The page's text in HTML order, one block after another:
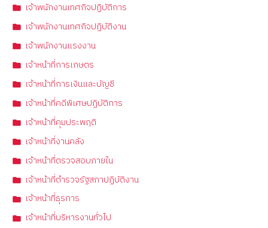
เจ้าพนักงานเทศกิจปฏิบัติการ
เจ้าพนักงานเทศกิจปฏิบัติงาน
เจ้าพนักงานแรงงาน
เจ้าหน้าที่การเกษตร
เจ้าหน้าที่การเงินและบัญชี
เจ้าหน้าที่คดีพิเศษปฏิบัติการ
เจ้าหน้าที่คุมประพฤติ
เจ้าหน้าที่งานคลัง
เจ้าหน้าที่ตรวจสอบภายใน
เจ้าหน้าที่ตำรวจรัฐสภาปฏิบัติงาน
เจ้าหน้าที่ธุรการ
เจ้าหน้าที่บริหารงานทั่วไป